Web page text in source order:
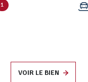
1
VOIR LE BIEN